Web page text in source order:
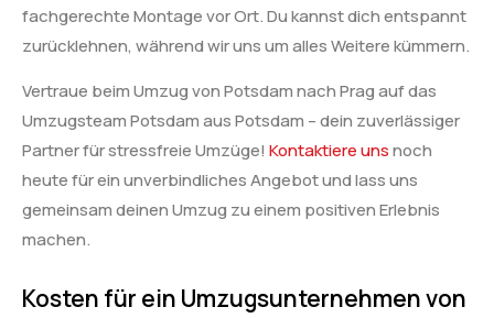
fachgerechte Montage vor Ort. Du kannst dich entspannt
zurücklehnen, während wir uns um alles Weitere kümmern.
Vertraue beim Umzug von Potsdam nach Prag auf das
Umzugsteam Potsdam aus Potsdam – dein zuverlässiger
Partner für stressfreie Umzüge! Kontaktiere unsnoch
heute für ein unverbindliches Angebot und lass uns
gemeinsam deinen Umzug zu einem positiven Erlebnis
machen.
Kosten für ein Umzugsunternehmen von